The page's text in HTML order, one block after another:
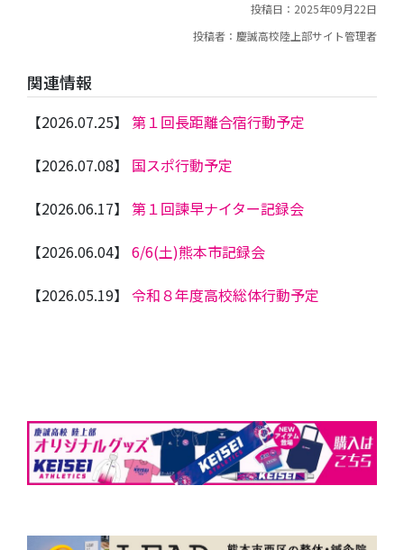
投稿日：2025年09月22日
投稿者：慶誠高校陸上部サイト管理者
関連情報
【2026.07.25】 第１回長距離合宿行動予定
【2026.07.08】
国スポ行動予定
【2026.06.17】 第１回諫早ナイター記録会
【2026.06.04】 6/6(土)熊本市記録会
【2026.05.19】 令和８年度高校総体行動予定